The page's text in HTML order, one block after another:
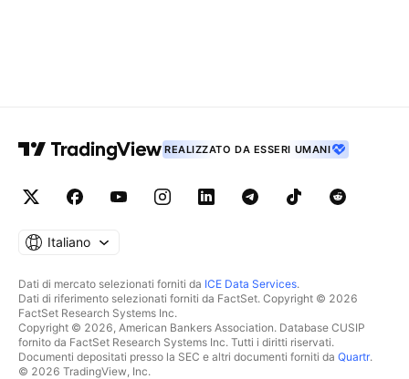
REALIZZATO DA ESSERI UMANI
Italiano
Dati di mercato selezionati forniti da ICE Data Services.
Dati di riferimento selezionati forniti da FactSet. Copyright © 2026
FactSet Research Systems Inc.
Copyright © 2026, American Bankers Association. Database CUSIP
fornito da FactSet Research Systems Inc. Tutti i diritti riservati.
Documenti depositati presso la SEC e altri documenti forniti da Quartr.
© 2026 TradingView, Inc.